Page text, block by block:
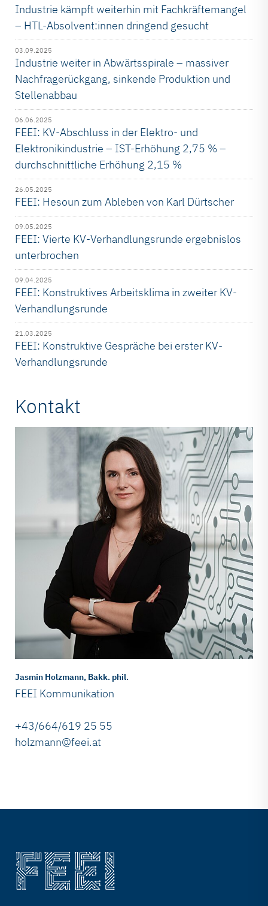
Industrie kämpft weiterhin mit Fachkräftemangel
– HTL-Absolvent:innen dringend gesucht
03.09.2025
Industrie weiter in Abwärtsspirale – massiver
Nachfragerückgang, sinkende Produktion und
Stellenabbau
06.06.2025
FEEI: KV-Abschluss in der Elektro- und
Elektronikindustrie – IST-Erhöhung 2,75 % –
durchschnittliche Erhöhung 2,15 %
26.05.2025
FEEI: Hesoun zum Ableben von Karl Dürtscher
09.05.2025
FEEI: Vierte KV-Verhandlungsrunde ergebnislos
unterbrochen
09.04.2025
FEEI: Konstruktives Arbeitsklima in zweiter KV-
Verhandlungsrunde
21.03.2025
FEEI: Konstruktive Gespräche bei erster KV-
Verhandlungsrunde
Kontakt
Jasmin Holzmann, Bakk. phil.
FEEI Kommunikation
+43/664/619 25 55
holzmann@feei.at